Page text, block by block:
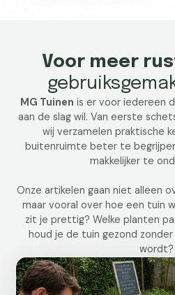
Voor meer
MG Tuinen is er voor iedereen
aan de slag wil. Van eerste
wij verzamelen praktische
buitenruimte beter te
makkelijker te
Onze artikelen gaan niet alleen
maar vooral over hoe een tuin
zit je prettig? Welke planten
houd je de tuin gezond
wordt?